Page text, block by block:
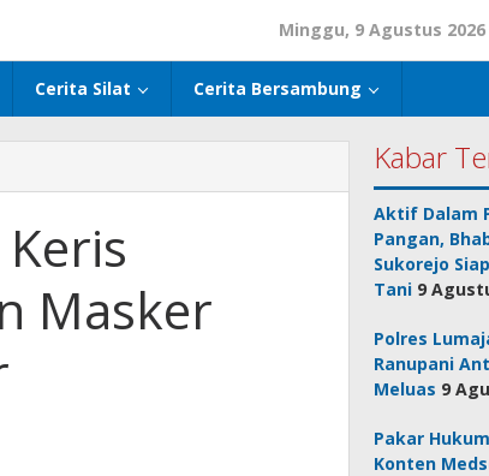
Minggu, 9 Agustus 2026
Cerita Silat Cerita Bersambung
Masker
Kabar
Aktif Dalam
Pangan,
Sukorejo
Tani 9
Polres
Ranupani
Meluas 9
Pakar
Konten